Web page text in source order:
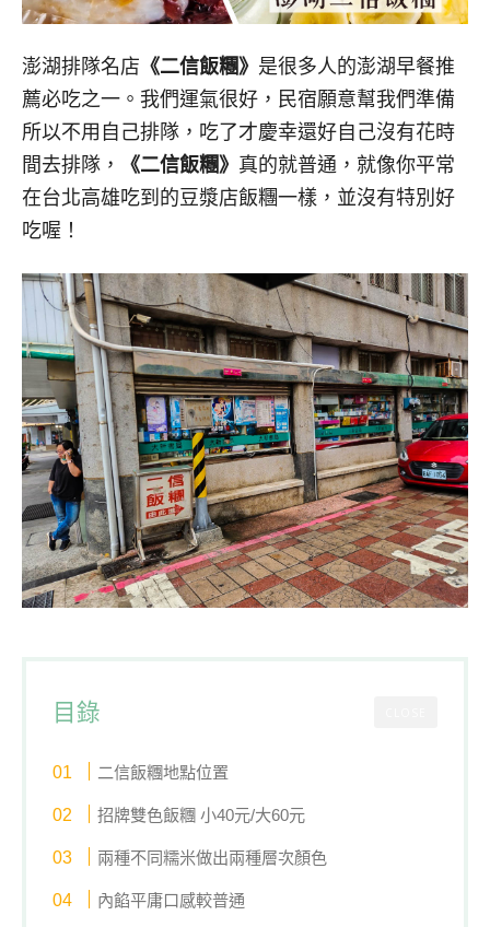
澎湖排隊名店 《二信飯糰》 是很多人的澎湖早餐推
薦必吃之一。我們運氣很好，民宿願意幫我們準備
所以不用自己排隊，吃了才慶幸還好自己沒有花時
間去排隊，
《二信飯糰》 真的就普通，就像你平常
在台北高雄吃到的豆漿店飯糰一樣，並沒有特別好
吃喔！
目錄
二信飯糰地點位置
招牌雙色飯糰 小40元/大60元
兩種不同糯米做出兩種層次顏色
內餡平庸口感較普通